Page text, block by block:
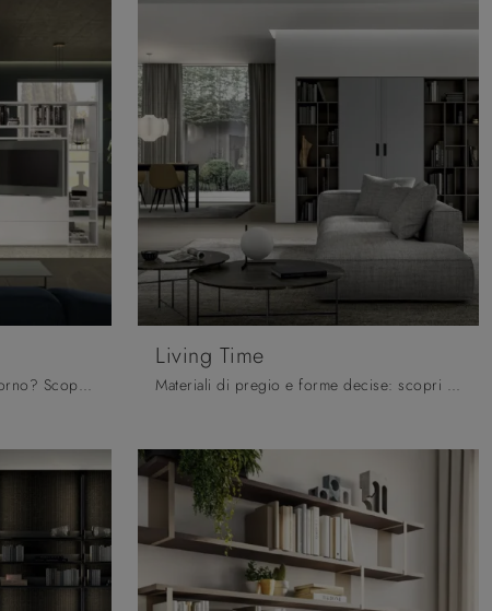
Vuoi riammodernare la zona giorno? Scopri di più sulle librerie moderne componibili e arreda i tuoi spazi con il modello Logico Day 26 .
Living Time
Materiali di pregio e forme decise: scopri la libreria Living Time di Arredo3 tra le più esclusive Librerie moderne a muro.